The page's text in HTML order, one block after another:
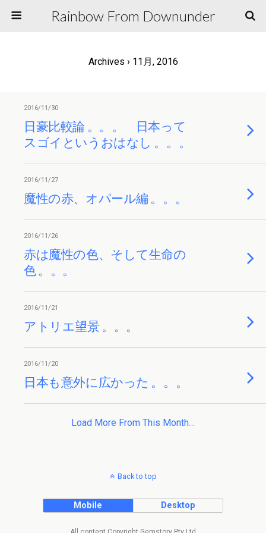
Rainbow From Downunder
Archives › 11月, 2016
2016/11/30
日豪比較論 。。。 日本って
スゴイというおはなし 。。。
2016/11/27
魔性の赤、オパール編 。。。
2016/11/26
赤は魔性の色、そして生命の
色 。。。
2016/11/21
アトリエ望景 。。。
2016/11/20
日本も意外に広かった 。。。
Load More From This Month…
Back to top
Mobile Desktop